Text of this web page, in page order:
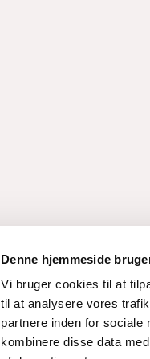
Denne hjemmeside
Vi bruger cookies til at
til at analysere vores
partnere inden for sociale
kombinere disse data